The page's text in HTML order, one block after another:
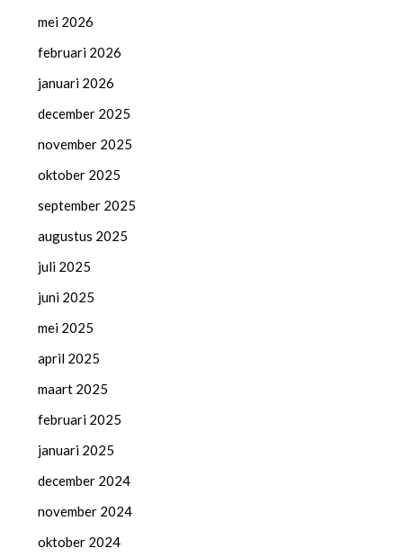
mei 2026
februari 2026
januari 2026
december 2025
november 2025
oktober 2025
september 2025
augustus 2025
juli 2025
juni 2025
mei 2025
april 2025
maart 2025
februari 2025
januari 2025
december 2024
november 2024
oktober 2024